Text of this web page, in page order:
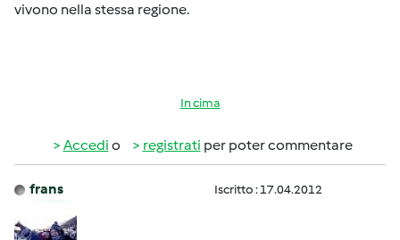
vivono nella stessa regione.
In cima
Accedi o registrati per poter commentare
frans Iscritto : 17.04.2012